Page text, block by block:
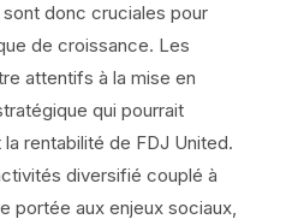
donc cruciales pour
de croissance. Les
attentifs à la mise en
qui pourrait
rentabilité de FDJ United.
diversifié couplé à
portée aux enjeux sociaux,